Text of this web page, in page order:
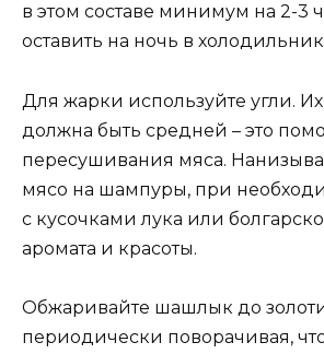
в этом составе минимум на 2-3
оставить на ночь в
Для жарки используйте угли.
должна быть средней – это
пересушивания мяса.
мясо на шампуры, при
с кусочками лука или
аромата и красоты.
Обжаривайте шашлык до
периодически поворачивая,